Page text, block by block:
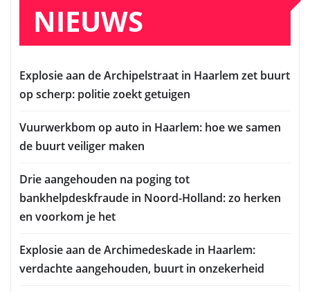
NIEUWS
Explosie aan de Archipelstraat in Haarlem zet buurt
op scherp: politie zoekt getuigen
Vuurwerkbom op auto in Haarlem: hoe we samen
de buurt veiliger maken
Drie aangehouden na poging tot
bankhelpdeskfraude in Noord-Holland: zo herken
en voorkom je het
Explosie aan de Archimedeskade in Haarlem:
verdachte aangehouden, buurt in onzekerheid